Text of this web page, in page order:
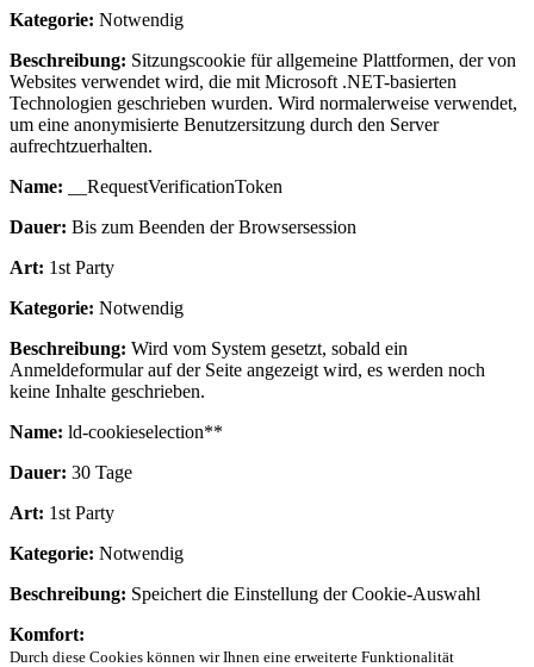
Kategorie: Notwendig
Beschreibung: Sitzungscookie für allgemeine Plattformen, der von
Websites verwendet wird, die mit Microsoft .NET-basierten
Technologien geschrieben wurden. Wird normalerweise verwendet,
um eine anonymisierte Benutzersitzung durch den Server
aufrechtzuerhalten.
Name: __RequestVerificationToken
Dauer: Bis zum Beenden der Browsersession
Art: 1st Party
Kategorie: Notwendig
Beschreibung: Wird vom System gesetzt, sobald ein
Anmeldeformular auf der Seite angezeigt wird, es werden noch
keine Inhalte geschrieben.
Name: ld-cookieselection**
Dauer: 30 Tage
Art: 1st Party
Kategorie: Notwendig
Beschreibung: Speichert die Einstellung der Cookie-Auswahl
Komfort:
Durch diese Cookies können wir Ihnen eine erweiterte Funktionalität